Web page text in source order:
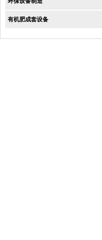
有机肥成套设备